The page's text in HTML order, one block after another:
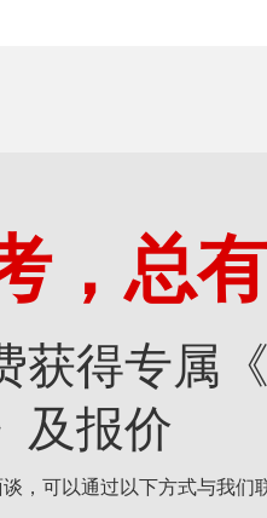
，总
获得专属
及报价
，可以通过以下方式与我们